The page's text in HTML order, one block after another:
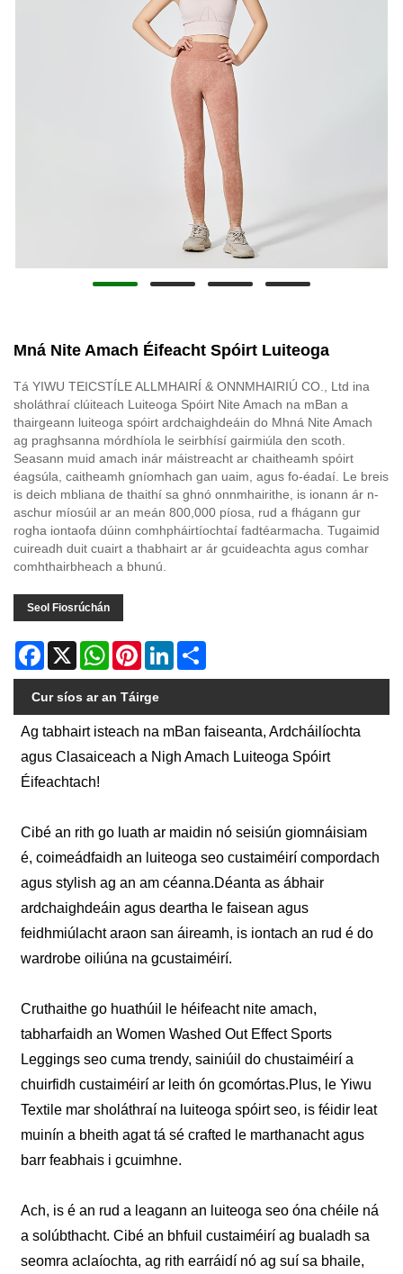
Mná Nite Amach Éifeacht Spóirt Luiteoga
Tá YIWU TEICSTÍLE ALLMHAIRÍ & ONNMHAIRIÚ CO., Ltd ina
sholáthraí clúiteach Luiteoga Spóirt Nite Amach na mBan a
thairgeann luiteoga spóirt ardchaighdeáin do Mhná Nite Amach
ag praghsanna mórdhíola le seirbhísí gairmiúla den scoth.
Seasann muid amach inár máistreacht ar chaitheamh spóirt
éagsúla, caitheamh gníomhach gan uaim, agus fo-éadaí. Le breis
is deich mbliana de thaithí sa ghnó onnmhairithe, is ionann ár n-
aschur míosúil ar an meán 800,000 píosa, rud a fhágann gur
rogha iontaofa dúinn comhpháirtíochtaí fadtéarmacha. Tugaimid
cuireadh duit cuairt a thabhairt ar ár gcuideachta agus comhar
comhthairbheach a bhunú.
Seol Fiosrúchán
Facebook
X WhatsAppPinterestLinkedIn
Cur síos ar an Táirge
Ag tabhairt isteach na mBan faiseanta, Ardcháilíochta
agus Clasaiceach a Nigh Amach Luiteoga Spóirt
Éifeachtach!
Cibé an rith go luath ar maidin nó seisiún giomnáisiam
é, coimeádfaidh an luiteoga seo custaiméirí compordach
agus stylish ag an am céanna.Déanta as ábhair
ardchaighdeáin agus deartha le faisean agus
feidhmiúlacht araon san áireamh, is iontach an rud é do
wardrobe oiliúna na gcustaiméirí.
Cruthaithe go huathúil le héifeacht nite amach,
tabharfaidh an Women Washed Out Effect Sports
Leggings seo cuma trendy, sainiúil do chustaiméirí a
chuirfidh custaiméirí ar leith ón gcomórtas.Plus, le Yiwu
Textile mar sholáthraí na luiteoga spóirt seo, is féidir leat
muinín a bheith agat tá sé crafted le marthanacht agus
barr feabhais i gcuimhne.
Ach, is é an rud a leagann an luiteoga seo óna chéile ná
a solúbthacht. Cibé an bhfuil custaiméirí ag bualadh sa
seomra aclaíochta, ag rith earráidí nó ag suí sa bhaile,